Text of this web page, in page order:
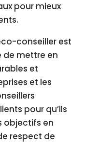
pour mieux
conseiller est
de mettre en
et
et les
pour qu’ils
objectifs en
respect de